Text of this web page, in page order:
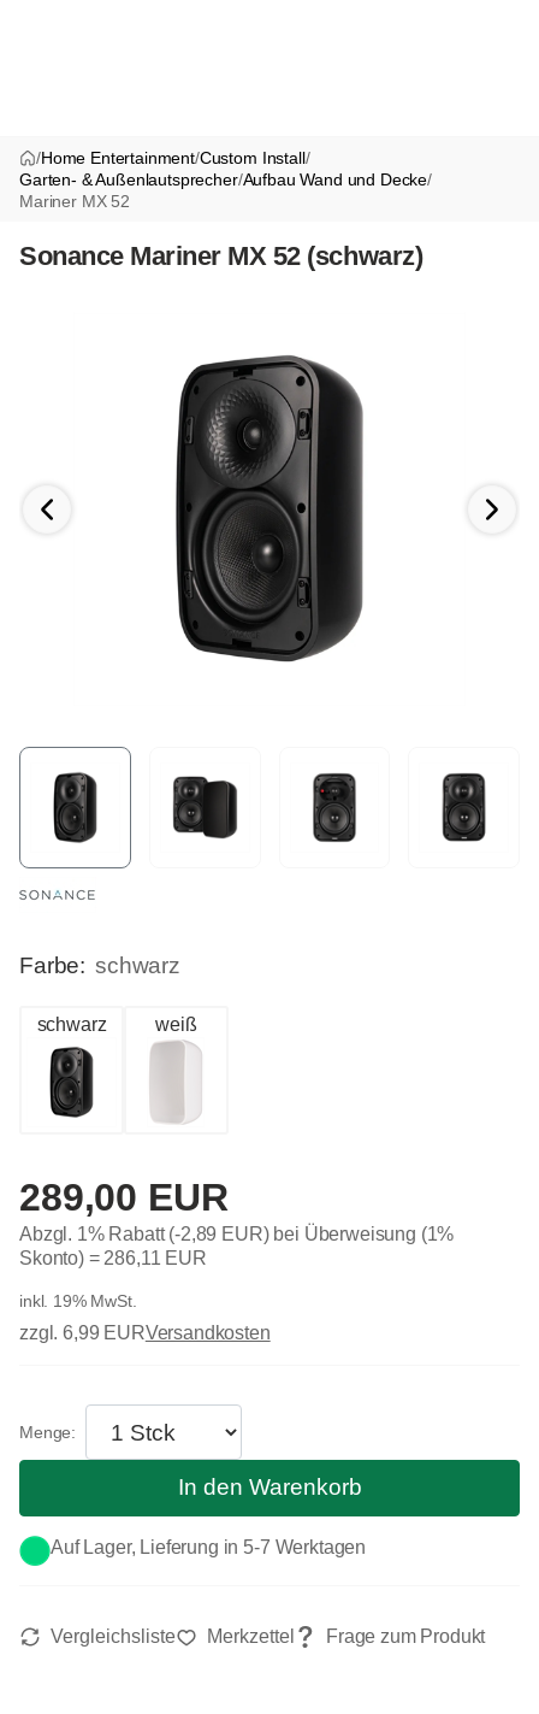
/Home Entertainment/Custom Install/
Garten- & Außenlautsprecher/Aufbau Wand und Decke/
Mariner MX 52
Sonance Mariner MX 52 (schwarz)
Farbe: schwarz
schwarz weiß
289,00 EUR
Abzgl. 1% Rabatt (-2,89 EUR) bei Überweisung (1%
Skonto) = 286,11 EUR
inkl. 19% MwSt.
zzgl. 6,99 EURVersandkosten
Auf Lager, Lieferung in 5-7 Werktagen
In den Warenkorb